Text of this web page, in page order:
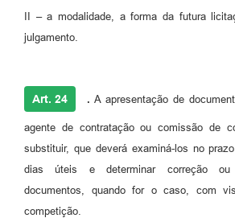
II – a modalidade, a forma da futura
julgamento.
Art. 24 . A apresentação de
agente de contratação ou comissão de
substituir, que deverá examiná-los no
dias úteis e determinar correção ou
documentos, quando for o caso, com
competição.